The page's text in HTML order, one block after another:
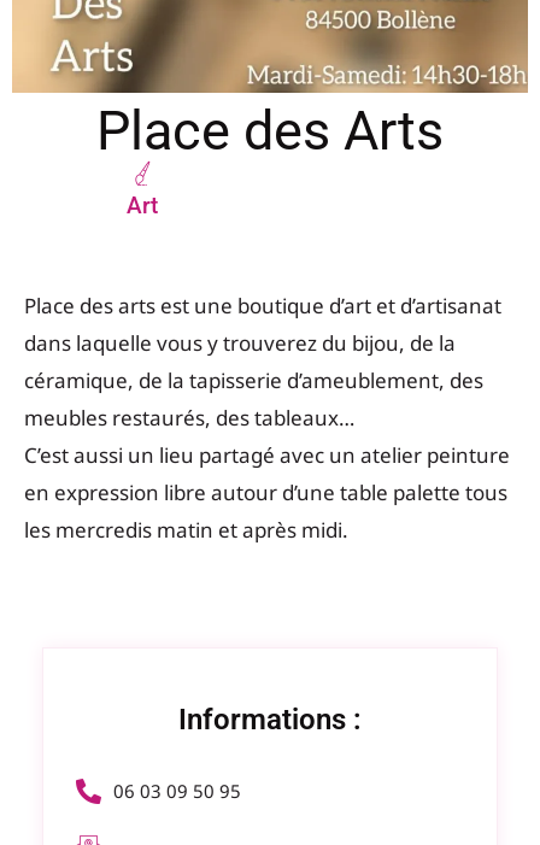
Place des Arts
Art
Place des arts est une boutique d’art et d’artisanat
dans laquelle vous y trouverez du bijou, de la
céramique, de la tapisserie d’ameublement, des
meubles restaurés, des tableaux…
C’est aussi un lieu partagé avec un atelier peinture
en expression libre autour d’une table palette tous
les mercredis matin et après midi.
Informations :
06 03 09 50 95